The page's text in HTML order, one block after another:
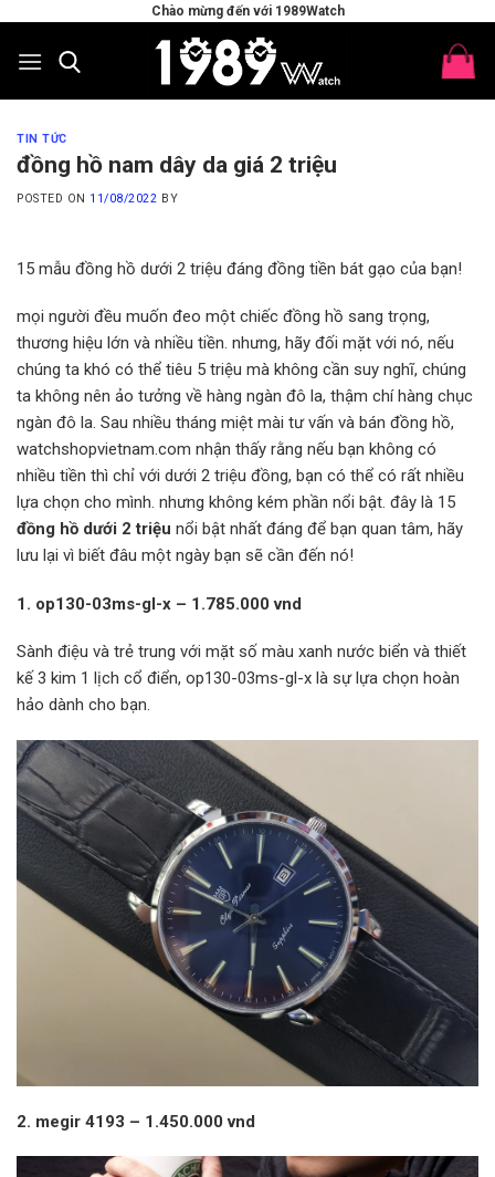
content
Chào mừng đến với 1989Watch
TIN TỨC
đồng hồ nam dây da giá 2 triệu
POSTED ON 11/08/2022 BY
15 mẫu đồng hồ dưới 2 triệu đáng đồng tiền bát gạo của bạn!
mọi người đều muốn đeo một chiếc đồng hồ sang trọng,
thương hiệu lớn và nhiều tiền. nhưng, hãy đối mặt với nó, nếu
chúng ta khó có thể tiêu 5 triệu mà không cần suy nghĩ, chúng
ta không nên ảo tưởng về hàng ngàn đô la, thậm chí hàng chục
ngàn đô la. Sau nhiều tháng miệt mài tư vấn và bán đồng hồ,
watchshopvietnam.com nhận thấy rằng nếu bạn không có
nhiều tiền thì chỉ với dưới 2 triệu đồng, bạn có thể có rất nhiều
lựa chọn cho mình. nhưng không kém phần nổi bật. đây là 15
đồng hồ dưới 2 triệu nổi bật nhất đáng để bạn quan tâm, hãy
lưu lại vì biết đâu một ngày bạn sẽ cần đến nó!
1. op130-03ms-gl-x – 1.785.000 vnd
Sành điệu và trẻ trung với mặt số màu xanh nước biển và thiết
kế 3 kim 1 lịch cổ điển, op130-03ms-gl-x là sự lựa chọn hoàn
hảo dành cho bạn.
2. megir 4193 – 1.450.000 vnd